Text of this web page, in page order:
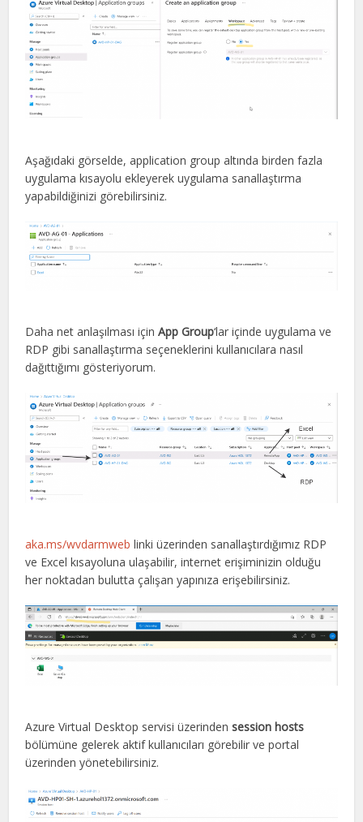
Aşağıdaki görselde, application group altında birden fazla
uygulama kısayolu ekleyerek uygulama sanallaştırma
yapabildiğinizi görebilirsiniz.
Daha net anlaşılması içinApp Group‘lar içinde uygulama ve
RDP gibi sanallaştırma seçeneklerini kullanıcılara nasıl
dağıttığımı gösteriyorum.
aka.ms/wvdarmweb linki üzerinden sanallaştırdığımız RDP
ve Excel kısayoluna ulaşabilir, internet erişiminizin olduğu
her noktadan bulutta çalışan yapınıza erişebilirsiniz.
Azure Virtual Desktop servisi üzerindensession hosts
bölümüne gelerek aktif kullanıcıları görebilir ve portal
üzerinden yönetebilirsiniz.